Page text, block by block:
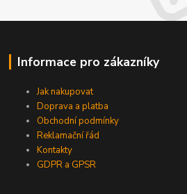
Informace pro zákazníky
Jak nakupovat
Doprava a platba
Obchodní podmínky
Reklamační řád
Kontakty
GDPR a GPSR